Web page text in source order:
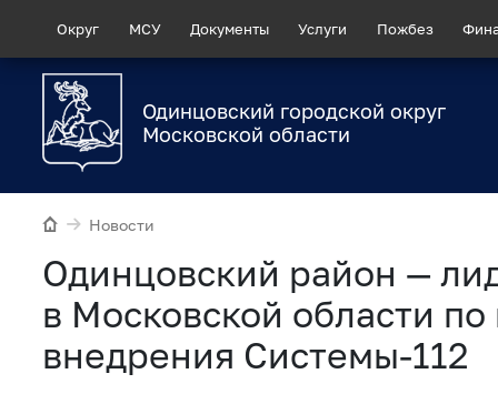
Округ МСУ Документы Услуги Пожбез
Одинцовский городской округ
Московской области
Новости
Одинцовский район —
в Московской области по
внедрения Системы-112